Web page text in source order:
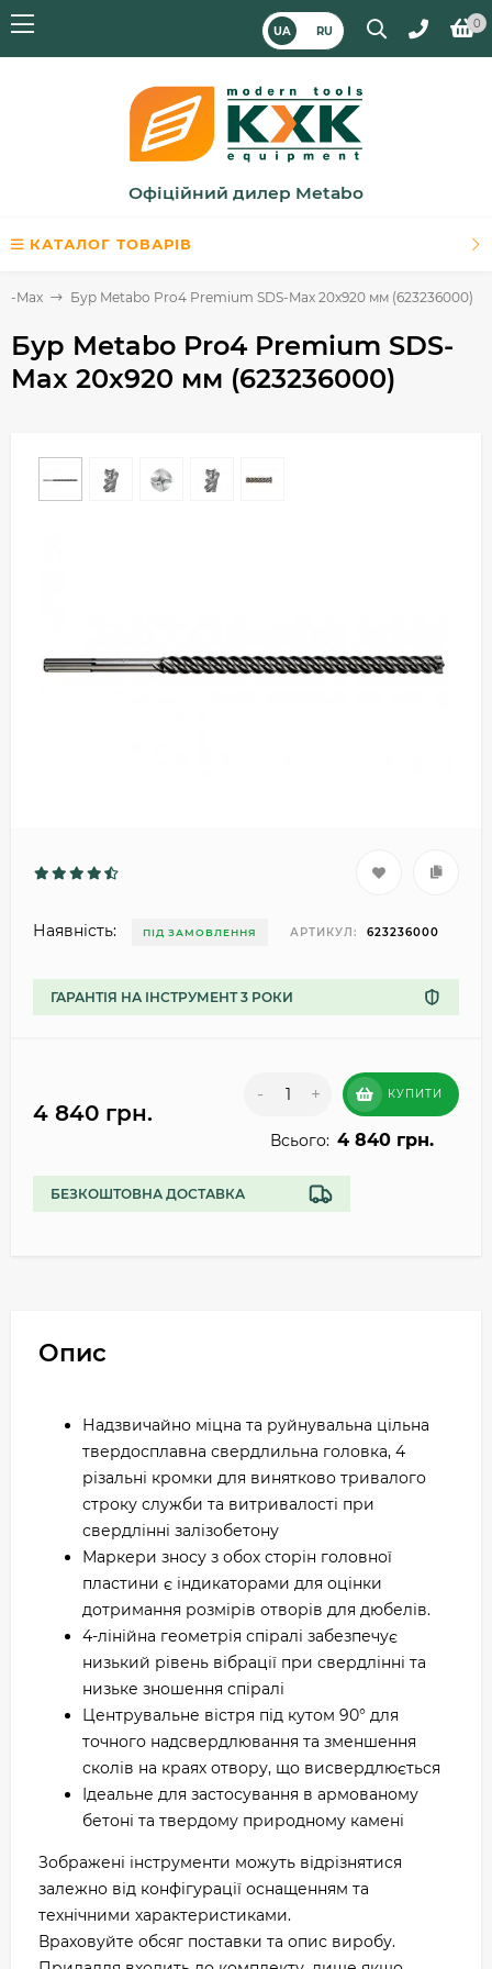
UA RU
0
Офіційний дилер Metabo
КАТАЛОГ ТОВАРІВ
Max Бур Metabo Pro4 Premium SDS-Max 20x920 мм (623236000)
Бур Metabo Pro4 Premium SDS-
Max 20x920 мм (623236000)
Наявність: ПІД ЗАМОВЛЕННЯ АРТИКУЛ: 623236000
ГАРАНТІЯ НА ІНСТРУМЕНТ 3 РОКИ
4 840 грн.
- + КУПИТИ
Всього: 4 840 грн.
БЕЗКОШТОВНА ДОСТАВКА
Опис
Надзвичайно міцна та руйнувальна цільна
твердосплавна свердлильна головка, 4
різальні кромки для винятково тривалого
строку служби та витривалості при
свердлінні залізобетону
Маркери зносу з обох сторін головної
пластини є індикаторами для оцінки
дотримання розмірів отворів для дюбелів.
4-лінійна геометрія спіралі забезпечує
низький рівень вібрації при свердлінні та
низьке зношення спіралі
Центрувальне вістря під кутом 90° для
точного надсвердлювання та зменшення
сколів на краях отвору, що висвердлюється
Ідеальне для застосування в армованому
бетоні та твердому природному камені
Зображені інструменти можуть відрізнятися
залежно від конфігурації оснащенням та
технічними характеристиками.
Враховуйте обсяг поставки та опис виробу.